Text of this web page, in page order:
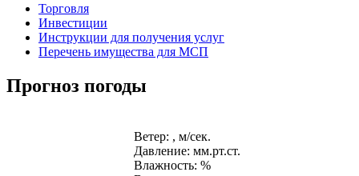
Торговля
Инвестиции
Инструкции для получения услуг
Перечень имущества для МСП
Прогноз погоды
Ветер: , м/сек.
Давление: мм.рт.ст.
Влажность: %